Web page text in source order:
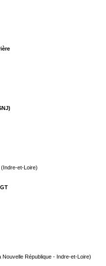
et-Loire)
République - Indre-et-Loire)